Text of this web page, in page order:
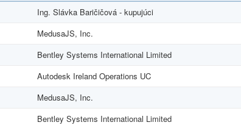
Ing. Slávka Baričičová - kupujúci
MedusaJS, Inc.
Bentley Systems International Limited
Autodesk Ireland Operations UC
MedusaJS, Inc.
Bentley Systems International Limited